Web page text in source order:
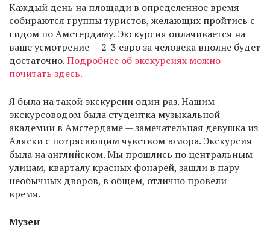
Каждый день на площади в определенное время
собираются группы туристов, желающих пройтись с
гидом по Амстердаму. Экскурсия оплачивается на
ваше усмотрение – 2-3 евро за человека вполне будет
достаточно.Подробнее об экскурсиях можно
почитать здесь.
Я была на такой экскурсии один раз. Нашим
экскурсоводом была студентка музыкальной
академии в Амстердаме — замечательная девушка из
Аляски с потрясающим чувством юмора. Экскурсия
была на английском. Мы прошлись по центральным
улицам, кварталу красных фонарей, зашли в пару
необычных дворов, в общем, отлично провели
время.
Музеи